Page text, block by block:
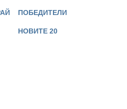
ПОБЕДИТЕЛИ
НОВИТЕ 20